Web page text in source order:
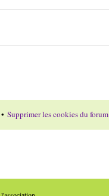
• Supprimer les cookies du forum